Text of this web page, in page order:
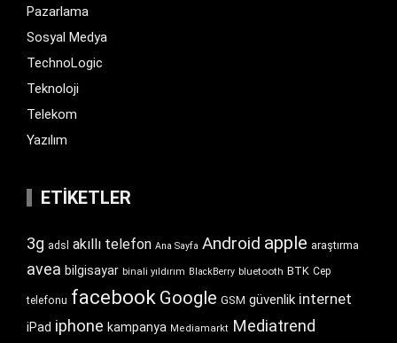
Pazarlama
Sosyal Medya
TechnoLogic
Teknoloji
Telekom
Yazılım
ETIKETLER
3g adsl akıllı telefon Ana Sayfa Android apple araştırma
avea bilgisayar binali yıldırım BlackBerry bluetooth BTK Cep
telefonu facebook Google GSM güvenlik internet
iPad iphone kampanya Mediamarkt Mediatrend